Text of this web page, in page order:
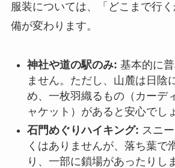
服装については、「どこまで行
備が変わります。
神社や道の駅のみ: 基本的に
ません。ただし、山麓は日陰
め、一枚羽織るもの（カーデ
ャケット）があると安心でし
石門めぐりハイキング: スニ
くはありませんが、落ち葉で
り、一部に鎖場があったりし